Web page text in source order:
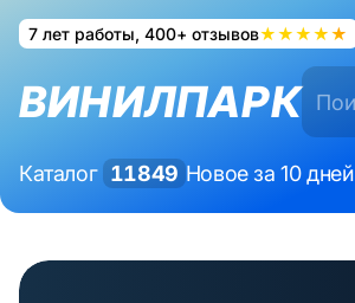
7 лет работы, 400+ отзывов★★★★★
ВИНИЛПАРК
Каталог 11849 Новое за 10 дней